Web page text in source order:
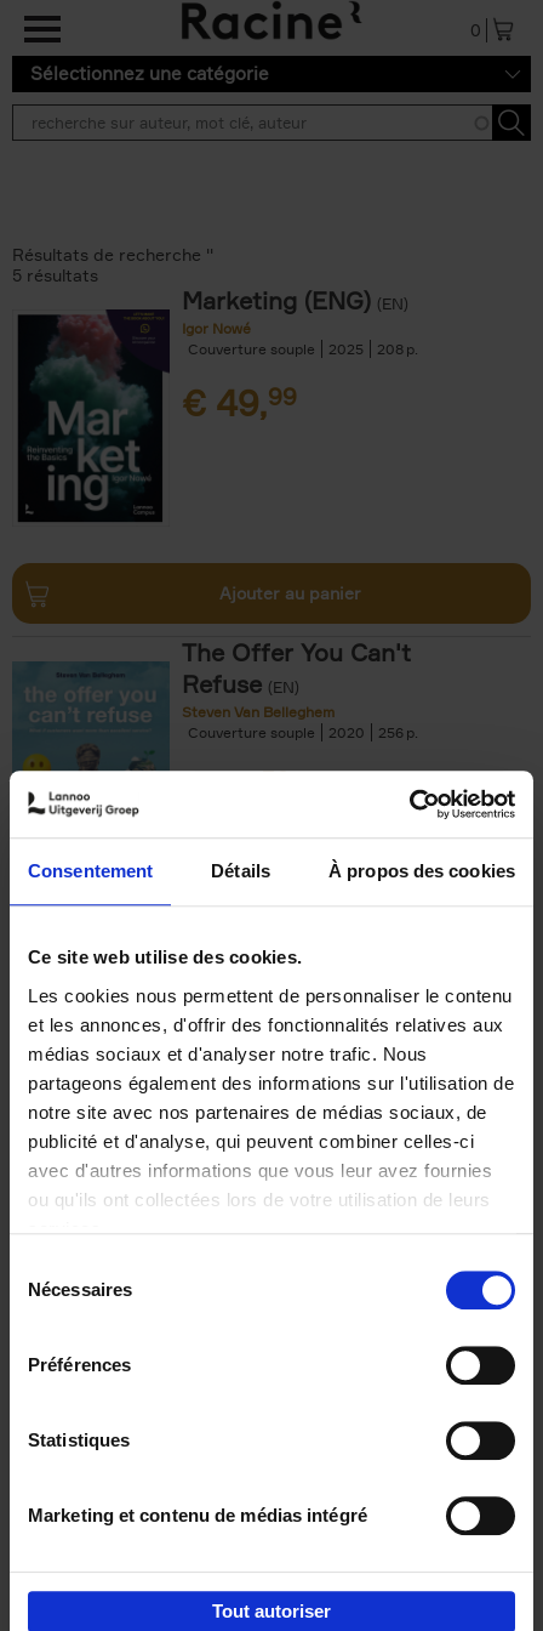
Consentement Détails À propos des cookies
Ce site web utilise des cookies.
Les cookies nous permettent de personnaliser le contenu
et les annonces, d'offrir des fonctionnalités relatives aux
médias sociaux et d'analyser notre trafic. Nous
partageons également des informations sur l'utilisation de
notre site avec nos partenaires de médias sociaux, de
publicité et d'analyse, qui peuvent combiner celles-ci
avec d'autres informations que vous leur avez fournies
ou qu'ils ont collectées lors de votre utilisation de leurs
Nécessaires
Préférences
Statistiques
Marketing et contenu de médias intégré
Tout autoriser
Aller au contenu principal
0
Sélectionnez une catégorie
Résultats de recherche ''
5 résultats
Marketing (ENG) (EN)
Igor Nowé
Couverture souple
2025 208
€ 49,99
Ajouter au panier
The Offer You Can't
Refuse (EN)
Steven Van Belleghem
Couverture souple
2020 256
€37,50
Building Bonds = Building
Business
Jochen Roef Jozefien De Feyter
Carolien Boom
Couverture souple
2025 200
€29,99
Digital marketing like a PRO -
completely revised edition (EN)